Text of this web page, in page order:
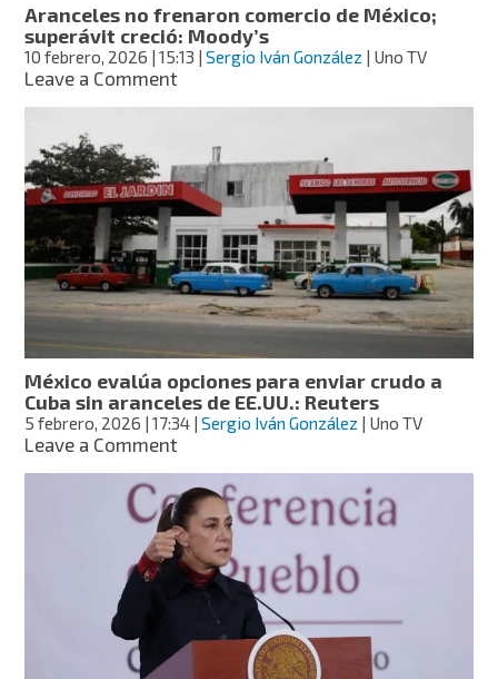
Aranceles no frenaron comercio de México;
superávit creció: Moody’s
10 febrero, 2026 | 15:13 |Sergio Iván González | Uno TV
Leave a Commenton
frenaron
comercio
de
México;
superávit
creció:
Moody’s
México evalúa opciones para enviar crudo a
Cuba sin aranceles de EE.UU.: Reuters
5 febrero, 2026 | 17:34 |Sergio Iván González | Uno TV
Leave a Commenton
evalúa
opciones
para
enviar
crudo
a
Cuba
sin
aranceles